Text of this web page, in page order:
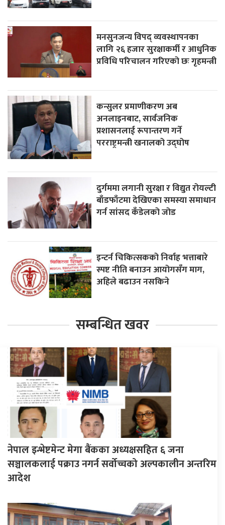
मनसुनजन्य विपद् व्यवस्थापनका
लागि २६ हजार सुरक्षाकर्मी र आधुनिक
प्रविधि परिचालन गरिएको छः गृहमन्त्री
कन्सुलर प्रमाणीकरण अब
अनलाइनबाट, सार्वजनिक
प्रशासनलाई रूपान्तरण गर्ने
परराष्ट्रमन्त्री खनालको उद्घोष
दुर्गममा लगानी सुरक्षा र विद्युत रोयल्टी
बाँडफाँटमा देखिएका समस्या समाधान
गर्न सांसद कँडेलको जोड
इन्टर्न चिकित्सकको निर्वाह भत्ताबारे
स्पष्ट नीति बनाउन आयोगसँग माग,
अहिले बढाउन नसकिने
सम्बन्धित खवर
नेपाल इन्भेष्टमेन्ट मेगा बैंकका अध्यक्षसहित ६ जना
सञ्चालकलाई पक्राउ नगर्न सर्वोच्चको अल्पकालीन अन्तरिम
आदेश